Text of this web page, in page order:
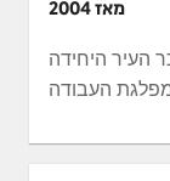
מאז 2004
העיר היחידה